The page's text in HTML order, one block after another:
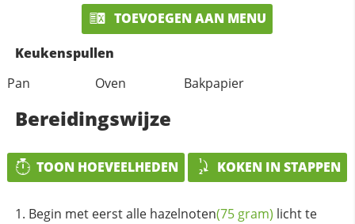
TOEVOEGEN AAN MENU
Keukenspullen
Pan
Oven Bakpapier
Bereidingswijze
TOON HOEVEELHEDEN KOKEN IN STAPPEN
Begin met eerst alle hazelnoten(75 gram) licht te